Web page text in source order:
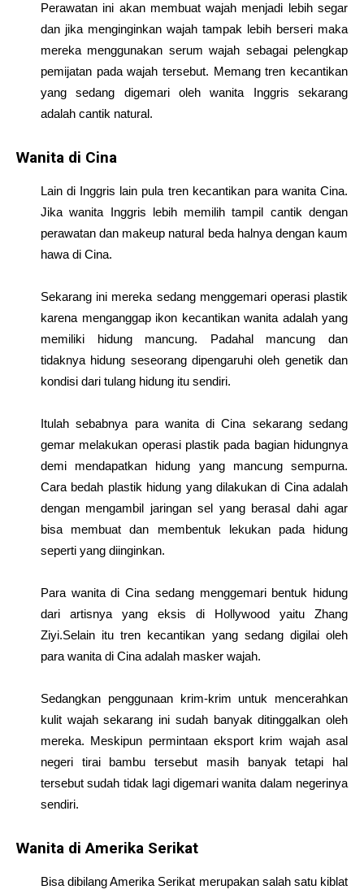
Perawatan ini akan membuat wajah menjadi lebih segar
dan jika menginginkan wajah tampak lebih berseri maka
mereka menggunakan serum wajah sebagai pelengkap
pemijatan pada wajah tersebut. Memang tren kecantikan
yang sedang digemari oleh wanita Inggris sekarang
adalah cantik natural.
Wanita di Cina
Lain di Inggris lain pula tren kecantikan para wanita Cina.
Jika wanita Inggris lebih memilih tampil cantik dengan
perawatan dan makeup natural beda halnya dengan kaum
hawa di Cina.
Sekarang ini mereka sedang menggemari operasi plastik
karena menganggap ikon kecantikan wanita adalah yang
memiliki hidung mancung. Padahal mancung dan
tidaknya hidung seseorang dipengaruhi oleh genetik dan
kondisi dari tulang hidung itu sendiri.
Itulah sebabnya para wanita di Cina sekarang sedang
gemar melakukan operasi plastik pada bagian hidungnya
demi mendapatkan hidung yang mancung sempurna.
Cara bedah plastik hidung yang dilakukan di Cina adalah
dengan mengambil jaringan sel yang berasal dahi agar
bisa membuat dan membentuk lekukan pada hidung
seperti yang diinginkan.
Para wanita di Cina sedang menggemari bentuk hidung
dari artisnya yang eksis di Hollywood yaitu Zhang
Ziyi.Selain itu tren kecantikan yang sedang digilai oleh
para wanita di Cina adalah masker wajah.
Sedangkan penggunaan krim-krim untuk mencerahkan
kulit wajah sekarang ini sudah banyak ditinggalkan oleh
mereka. Meskipun permintaan eksport krim wajah asal
negeri tirai bambu tersebut masih banyak tetapi hal
tersebut sudah tidak lagi digemari wanita dalam negerinya
sendiri.
Wanita di Amerika Serikat
Bisa dibilang Amerika Serikat merupakan salah satu kiblat